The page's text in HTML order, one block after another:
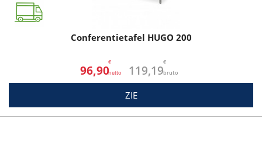
Conferentietafel HUGO 200
96,90
€
netto
119,19
€
ZIE